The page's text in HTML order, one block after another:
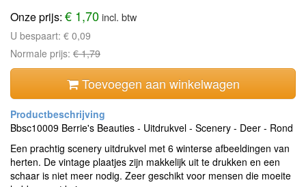
Onze prijs: € 1,70incl. btw
U bespaart: € 0,09
Normale prijs: € 1,79
Toevoegen aan winkelwagen
Bbsc10009 Berrie's Beauties - Uitdrukvel - Scenery - Deer - Rond
Een prachtig scenery uitdrukvel met 6 winterse afbeeldingen van
herten. De vintage plaatjes zijn makkelijk uit te drukken en een
schaar is niet meer nodig. Zeer geschikt voor mensen die moeite